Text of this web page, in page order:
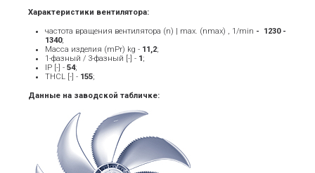
Характеристики вентилятора:
частота вращения вентилятора (n) | max. (nmax) , 1/min - ­ 1230 -
1340;
Масса изделия (mPr) kg - 11 ,2;
1-фазный / 3-фазный [-] - 1;
IP [-] - 54;
THCL [-] - 155;
Данные на заводской табличке: